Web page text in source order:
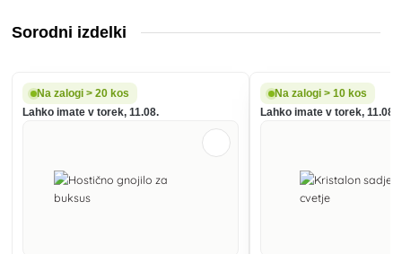
Sorodni izdelki
Na zalogi > 20 kos
Lahko imate v torek, 11.08.
Na zalogi > 10 kos
Lahko imate v torek, 11.08.